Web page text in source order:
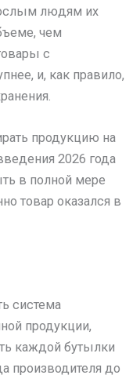
людям их
чем
с
и, как правило,
продукцию на
2026 года
в полной мере
товар оказался в
система
продукции,
каждой бутылки
производителя до